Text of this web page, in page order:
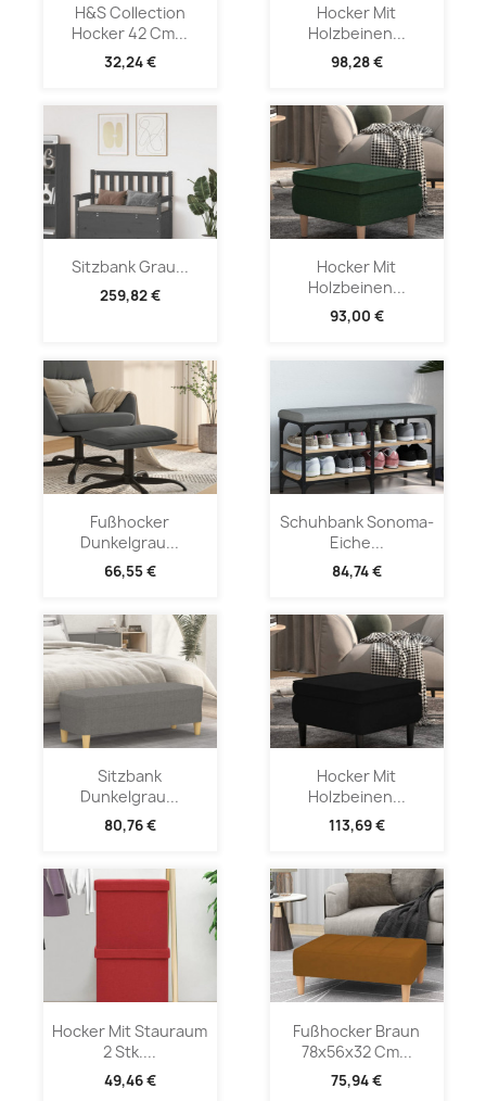
H&S Collection
Hocker 42 Cm...
32,24 €
Hocker Mit
Holzbeinen...
98,28 €
Sitzbank Grau...
259,82 €
Hocker Mit
Holzbeinen...
93,00 €
Fußhocker
Dunkelgrau...
66,55 €
Schuhbank Sonoma-
Eiche...
84,74 €
Sitzbank
Dunkelgrau...
80,76 €
Hocker Mit
Holzbeinen...
113,69 €
Hocker Mit Stauraum
2 Stk....
49,46 €
Fußhocker Braun
78x56x32 Cm...
75,94 €